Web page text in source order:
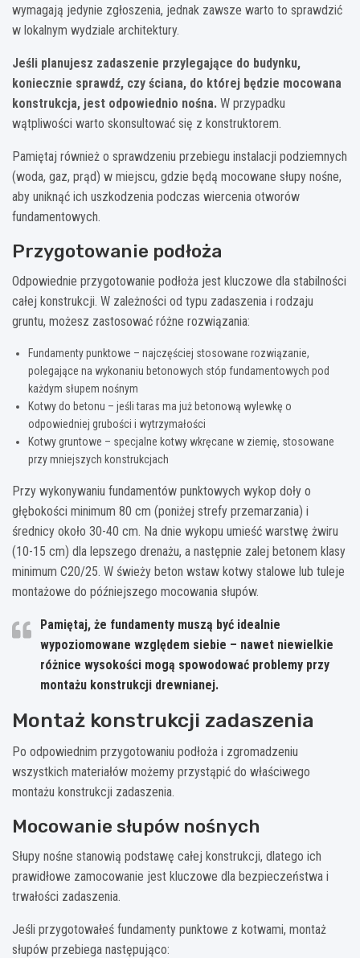
wymagają jedynie zgłoszenia, jednak zawsze warto to sprawdzić
w lokalnym wydziale architektury.
Jeśli planujesz zadaszenie przylegające do budynku,
koniecznie sprawdź, czy ściana, do której będzie mocowana
konstrukcja, jest odpowiednio nośna. W przypadku
wątpliwości warto skonsultować się z konstruktorem.
Pamiętaj również o sprawdzeniu przebiegu instalacji podziemnych
(woda, gaz, prąd) w miejscu, gdzie będą mocowane słupy nośne,
aby uniknąć ich uszkodzenia podczas wiercenia otworów
fundamentowych.
Przygotowanie podłoża
Odpowiednie przygotowanie podłoża jest kluczowe dla stabilności
całej konstrukcji. W zależności od typu zadaszenia i rodzaju
gruntu, możesz zastosować różne rozwiązania:
Fundamenty punktowe – najczęściej stosowane rozwiązanie,
polegające na wykonaniu betonowych stóp fundamentowych pod
każdym słupem nośnym
Kotwy do betonu – jeśli taras ma już betonową wylewkę o
odpowiedniej grubości i wytrzymałości
Kotwy gruntowe – specjalne kotwy wkręcane w ziemię, stosowane
przy mniejszych konstrukcjach
Przy wykonywaniu fundamentów punktowych wykop doły o
głębokości minimum 80 cm (poniżej strefy przemarzania) i
średnicy około 30-40 cm. Na dnie wykopu umieść warstwę żwiru
(10-15 cm) dla lepszego drenażu, a następnie zalej betonem klasy
minimum C20/25. W świeży beton wstaw kotwy stalowe lub tuleje
montażowe do późniejszego mocowania słupów.
Pamiętaj, że fundamenty muszą być idealnie
wypoziomowane względem siebie – nawet niewielkie
różnice wysokości mogą spowodować problemy przy
montażu konstrukcji drewnianej.
Montaż konstrukcji zadaszenia
Po odpowiednim przygotowaniu podłoża i zgromadzeniu
wszystkich materiałów możemy przystąpić do właściwego
montażu konstrukcji zadaszenia.
Mocowanie słupów nośnych
Słupy nośne stanowią podstawę całej konstrukcji, dlatego ich
prawidłowe zamocowanie jest kluczowe dla bezpieczeństwa i
trwałości zadaszenia.
Jeśli przygotowałeś fundamenty punktowe z kotwami, montaż
słupów przebiega następująco: